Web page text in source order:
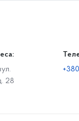
публічної
28